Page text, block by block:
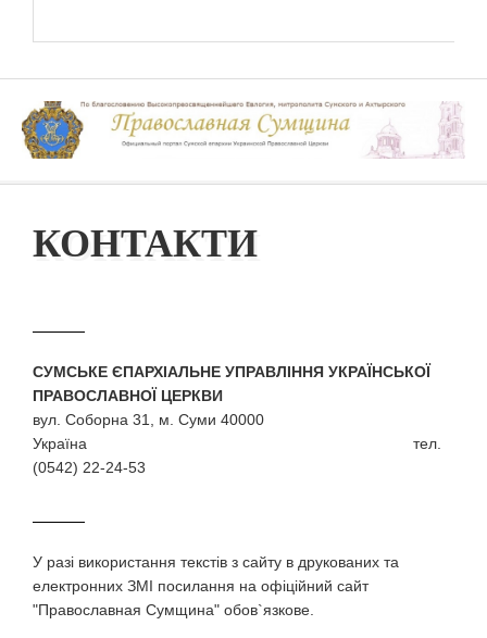
КОНТАКТИ
СУМСЬКЕ ЄПАРХІАЛЬНЕ УПРАВЛІННЯ УКРАЇНСЬКОЇ
ПРАВОСЛАВНОЇ ЦЕРКВИ
вул. Соборна 31, м. Суми 40000
Україна тел.
(0542) 22-24-53
У разi використання текстiв з сайту в друкованих та
електронних ЗМI посилання на офіційний сайт
"Православная Сумщина" обов`язкове.